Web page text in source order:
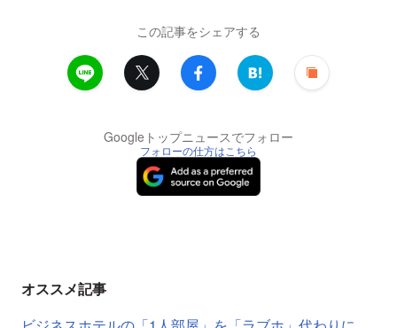
この記事をシェアする
Googleトップニュースでフォロー
フォローの仕方はこちら
オススメ記事